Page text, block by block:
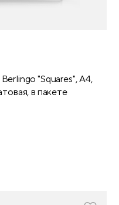
"Squares", А4,
в пакете